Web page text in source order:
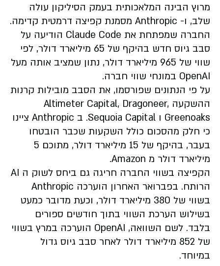
מרוץ הבינה המלאכותית בעמק הסיליקון עולה
שלב, ו- Anthropic מסמנת קפיצה דרמטית קדימה.
החברה שמפתחת את Claude Code הודיעה על
סבב גיוס חדש בהיקף של 65 מיליארד דולר, לפי
שווי של 965 מיליארד דולר, נתון שמציב אותה מעל
OpenAI במונחי שווי חברה.
על פי הנתונים שפורסמו, את הסבב מובילות קרנות
ההשקעה Altimeter Capital, Dragoneer,
Greenoaks ו Sequoia Capital. ב Anthropic ציינו
כי חלק מהסכום כולל השקעות שכבר הובטחו
בעבר, בהיקף של 15 מיליארד דולר, מתוכם 5
מיליארד דולר מ Amazon.
הקפיצה בשווי החברה חריגה גם ביחס לשוק ה AI
הרותח. בפברואר האחרון הוערכה Anthropic
בשווי של 380 מיליארד דולר, וכעת מדובר כמעט
בשילוש הערכת השווי בתוך חודשים ספורים
בלבד. לשם השוואה, OpenAI הוערכה במרץ בשווי
של 852 מיליארד דולר לאחר סבב גיוס גדול
במיוחד.